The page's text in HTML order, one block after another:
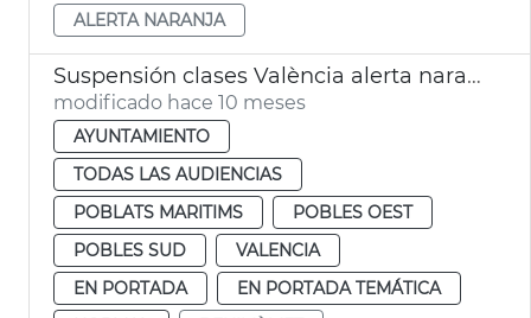
ALERTA NARANJA
Suspensión clases València alerta naranja lluvias
modificado hace 10 meses
AYUNTAMIENTO
TODAS LAS AUDIENCIAS
POBLATS MARITIMS
POBLES OEST
POBLES SUD
VALENCIA
EN PORTADA
EN PORTADA TEMÁTICA